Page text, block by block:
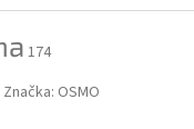
174
Značka: OSMO